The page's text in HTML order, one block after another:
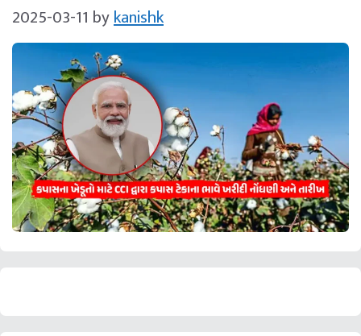
2025-03-11 bykanishk